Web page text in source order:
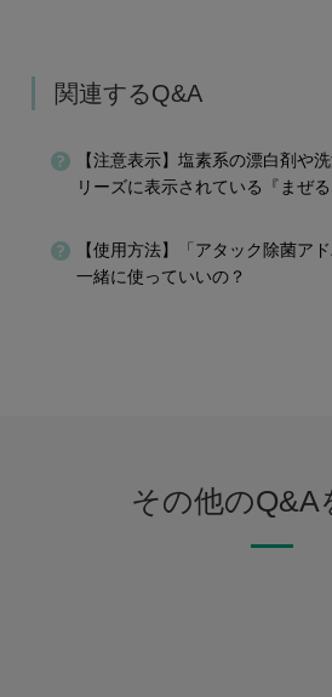
関連するQ&A
【注意表示】塩素系の漂白剤や
リーズに表示されている『まぜ
【使用方法】「アタック除菌ア
一緒に使っていいの？
その他のQ&A